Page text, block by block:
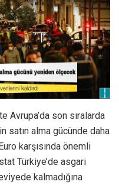
Avrupa’da son sıralarda
satın alma gücünde daha
karşısında önemli
Türkiye’de asgari
kalmadığına